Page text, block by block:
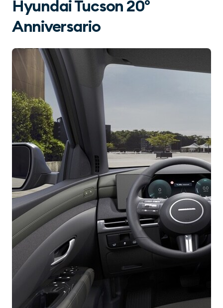
Hyundai Tucson 20°
Anniversario